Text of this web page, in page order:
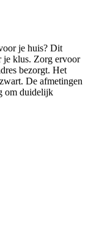
je huis? Dit
je klus. Zorg ervoor
bezorgt. Het
De afmetingen
om duidelijk